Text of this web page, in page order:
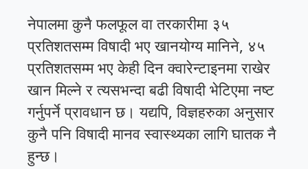
नेपालमा कुनै फलफूल वा तरकारीमा ३५
प्रतिशतसम्म विषादी भए खानयोग्य मानिने, ४५
प्रतिशतसम्म भए केही दिन क्वारेन्टाइनमा राखेर
खान मिल्ने र त्यसभन्दा बढी विषादी भेटिएमा नष्ट
गर्नुपर्ने प्रावधान छ। यद्यपि, विज्ञहरुका अनुसार
कुनै पनि विषादी मानव स्वास्थ्यका लागि घातक नै
हुन्छ।